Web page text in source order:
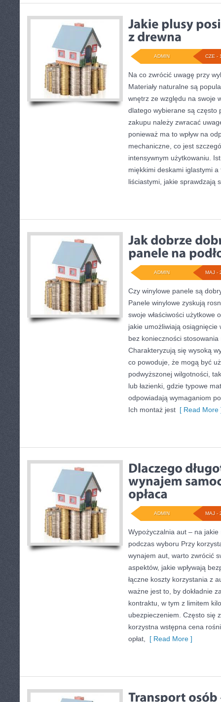
CZE -
ADMIN
Na co zwrócić uwagę przy
Materiały naturalne są
wnętrz ze względu na swoje
dlatego wybierane są często
zakupu należy zwracać
ponieważ ma to wpływ na
mechaniczne, co jest
intensywnym użytkowaniu.
miękkimi deskami iglastymi
liściastymi, jakie sprawdzają
MAJ -
ADMIN
Czy winylowe panele są
Panele winylowe zyskują
swoje właściwości użytkowe
jakie umożliwiają osiągnięcie
bez konieczności stosowania
Charakteryzują się wysoką
co powoduje, że mogą być
podwyższonej wilgotności,
lub łazienki, gdzie typowe
odpowiadają wymaganiom
Ich montaż jest [ Read More
MAJ -
ADMIN
Wypożyczalnia aut – na
podczas wyboru Przy
wynajem aut, warto zwrócić
aspektów, jakie wpływają
łączne koszty korzystania z
ważne jest to, by dokładnie
kontraktu, w tym z limitem
ubezpieczeniem. Często się
korzystna wstępna cena
opłat,
[ Read More ]